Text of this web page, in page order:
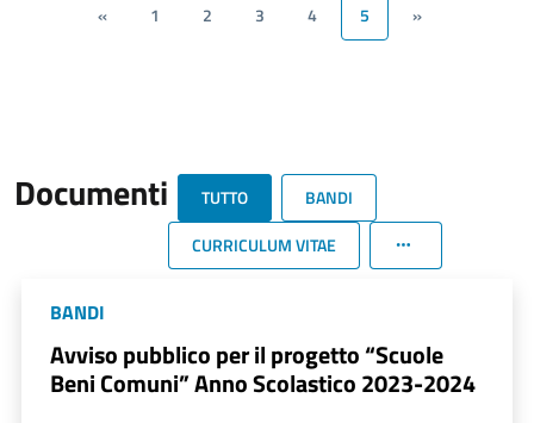
« 1 2 3 4 5 »
Documenti TUTTO
BANDI
CURRICULUM VITAE
BANDI
Avviso pubblico per il progetto “Scuole
Beni Comuni” Anno Scolastico 2023-2024